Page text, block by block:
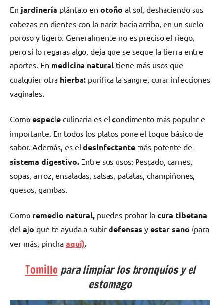
En jardinería plántalo en otoño al sol, deshaciendo sus
cabezas en dientes con la nariz hacia arriba, en un suelo
poroso y ligero. Generalmente no es preciso el riego,
pero si lo regaras algo, deja que se seque la tierra entre
aportes. En medicina natural tiene más usos que
cualquier otra hierba: purifica la sangre, curar infecciones
vaginales.
Como especie culinaria es el condimento más popular e
importante. En todos los platos pone el toque básico de
sabor. Además, es el desinfectante más potente del
sistema digestivo. Entre sus usos: Pescado, carnes,
sopas, arroz, ensaladas, salsas, patatas, champiñones,
quesos, gambas.
Como remedio natural, puedes probar la cura tibetana
del ajo que te ayuda a subir defensas y estar sano (para
ver más, pincha aquí).
Tomillo para limpiar los bronquios y el
estomago